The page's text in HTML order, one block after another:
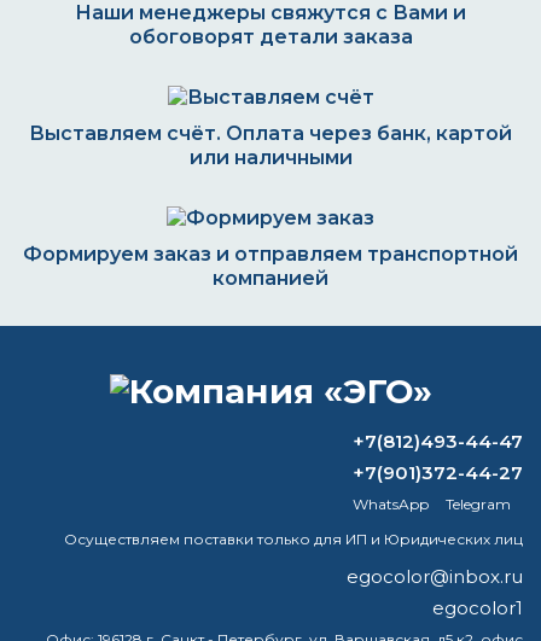
Наши менеджеры свяжутся с Вами и
обоговорят детали заказа
Выставляем счёт. Оплата через банк, картой
или наличными
Формируем заказ и отправляем транспортной
компанией
ВОПРОС-ОТВЕТ
Какая краска не боится влаги?
Каков расход полиуретановой краски
на 1 м2?
Чем отличается дорожная краска от
обычной?
+7(812)493-44-47
+7(901)372-44-27
WhatsApp
Telegram
Осуществляем поставки только для ИП и Юридических лиц
egocolor@inbox.ru
egocolor1